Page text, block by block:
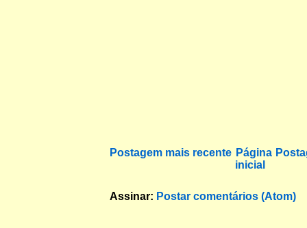
Postagem mais recente Página
inicial
Assinar: Postar comentários (Atom)